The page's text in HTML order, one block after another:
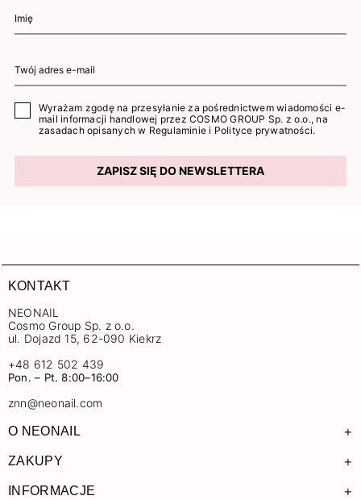
Wyrażam zgodę na przesyłanie za pośrednictwem wiadomości e-
mail informacji handlowej przez COSMO GROUP Sp. z o.o., na
zasadach opisanych w Regulaminie i Polityce prywatności.
ZAPISZ SIĘ DO NEWSLETTERA
KONTAKT
NEONAIL
Cosmo Group Sp. z o.o.
ul. Dojazd 15, 62-090 Kiekrz
+48 612 502 439
Pon. – Pt. 8:00–16:00
znn@neonail.com
O NEONAIL +
ZAKUPY +
INFORMACJE +